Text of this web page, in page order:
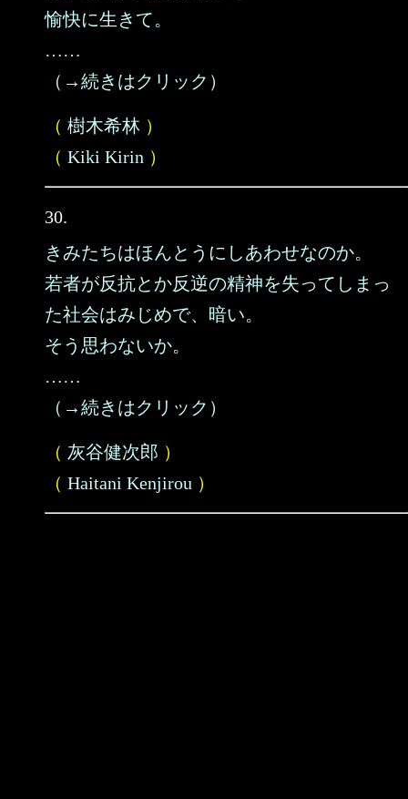
愉快に生きて。
……
（→続きはクリック）
（ 樹木希林 ）
（ Kiki Kirin ）
30.
きみたちはほんとうにしあわせなのか。
若者が反抗とか反逆の精神を失ってしまっ
た社会はみじめで、暗い。
そう思わないか。
……
（→続きはクリック）
（ 灰谷健次郎 ）
（ Haitani Kenjirou ）